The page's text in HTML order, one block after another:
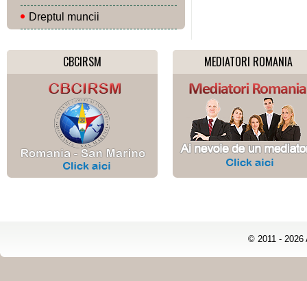
Dreptul muncii
CBCIRSM MEDIATORI ROMANIA
© 2011 - 2026